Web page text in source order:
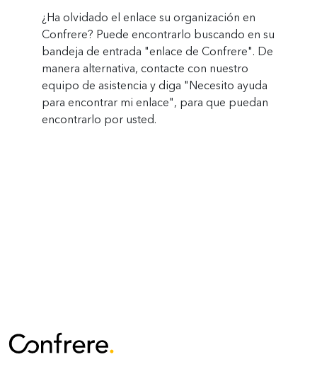
¿Ha olvidado el enlace su organización en
Confrere? Puede encontrarlo buscando en su
bandeja de entrada "enlace de Confrere". De
manera alternativa, contacte con nuestro
equipo de asistencia y diga "Necesito ayuda
para encontrar mi enlace", para que puedan
encontrarlo por usted.